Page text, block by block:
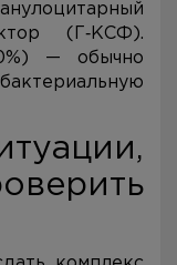
(Г‑КСФ).
— обычно